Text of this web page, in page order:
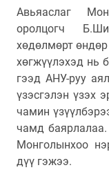
Авьяаслаг
оролцогч
хөдөлмөрт
хөгжүүлэхэд нь
гээд АНУ-руу
үзэсгэлэн үзэх
чамин
чамд
Монголынхоо
дүү гэжээ.